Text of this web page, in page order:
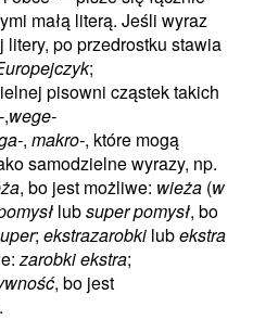
małą literą. Jeśli wyraz
po przedrostku stawia
;
pisowni cząstek takich
,wege-
, makro-, które mogą
samodzielne wyrazy, np.
, bo jest możliwe: wieża (w
lubsuper pomysł, bo
; ekstrazarobki lubekstra
zarobki ekstra;
, bo jest
.